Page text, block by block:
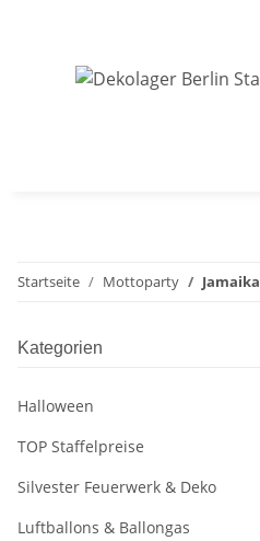
Startseite Mottoparty Jamaika
Kategorien
Halloween
TOP Staffelpreise
Silvester Feuerwerk & Deko
Luftballons & Ballongas